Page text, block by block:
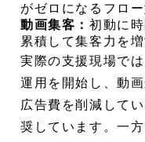
がゼロになるフロー
動画集客： 初動に
累積して集客力を
実際の支援現場で
運用を開始し、動
広告費を削減して
奨しています。一